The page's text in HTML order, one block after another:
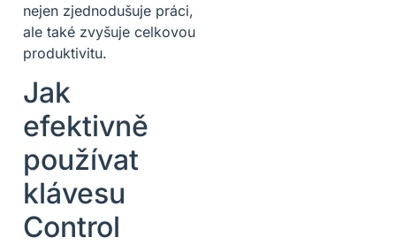
nejen zjednodušuje práci,
ale také zvyšuje celkovou
produktivitu.
Jak
efektivně
používat
klávesu
Control